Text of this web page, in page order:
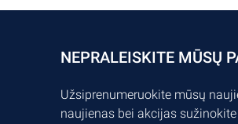
NEPRALEISKITE MŪSŲ
Užsiprenumeruokite mūsų
naujienas bei akcijas